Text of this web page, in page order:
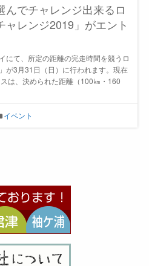
んでチャレンジ出来るロ
レンジ2019」がエント
にて、所定の距離の完走時間を競うロ
が3月31日（日）に行われます。現在
は、決められた距離（100㎞・160
イベント